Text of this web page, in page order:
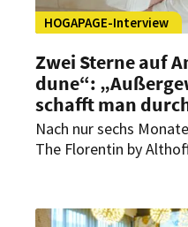
HOGAPAGE-Interview
Zwei Sterne auf
dune“:
schafft man
Nach nur sechs
The Florentin by
spricht Küchenchef